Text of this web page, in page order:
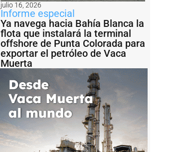
julio 16, 2026
Informe especial
Ya navega hacia Bahía Blanca la
flota que instalará la terminal
offshore de Punta Colorada para
exportar el petróleo de Vaca
Muerta